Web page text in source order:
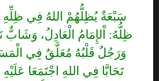
سَبْعَةٌ يُظِلُّهُمْ اللهُ فِي ظِلِّهِ
ظِلُّهُ: اْلإِمَامُ الْعَادِلُ، وَشَابٌّ
وَرَجُلٌ قَلْبُهُ مُعَلَّقٌ فِي
تَحَابَّا فِي اللهِ اجْتَمَعَا